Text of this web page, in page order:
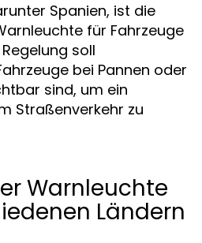
Spanien, ist die
für Fahrzeuge
soll
bei Pannen oder
sind, um ein
Straßenverkehr zu
Warnleuchte
Ländern